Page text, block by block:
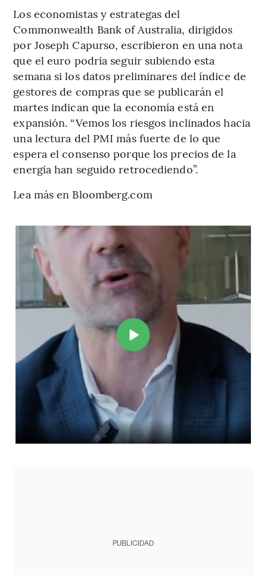
Los economistas y estrategas del
Commonwealth Bank of Australia, dirigidos
por Joseph Capurso, escribieron en una nota
que el euro podría seguir subiendo esta
semana si los datos preliminares del índice de
gestores de compras que se publicarán el
martes indican que la economía está en
expansión. “Vemos los riesgos inclinados hacia
una lectura del PMI más fuerte de lo que
espera el consenso porque los precios de la
energía han seguido retrocediendo”.
Lea más en Bloomberg.com
PUBLICIDAD